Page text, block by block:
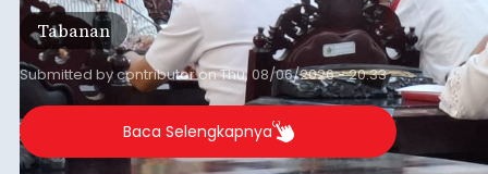
Tabanan
Submitted bycontributoronThu, 08/06/2026 - 20:33
Baca Selengkapnya